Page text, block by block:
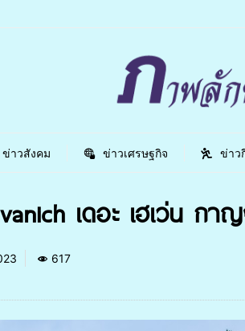
ข่าวสังคม ข่าวเศรษฐกิจ ข่าว
เดอะ เฮเว่น ก
617